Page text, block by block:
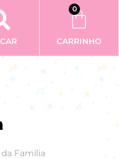
0
CARRINHO
Família